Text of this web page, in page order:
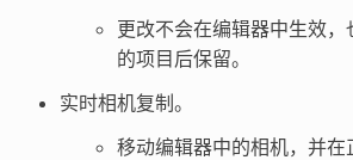
更改不会在编辑器中生效
的项目后保留。
实时相机复制。
移动编辑器中的相机，并在